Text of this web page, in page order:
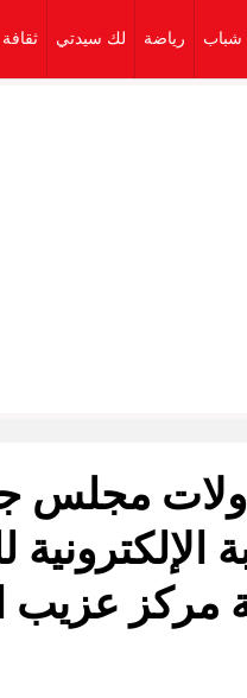
رياضة لك سيدتي
مجلس
الإلكترونية
مركز عزيب